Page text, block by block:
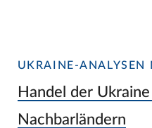
UKRAINE-
Handel der
Nachbarländern